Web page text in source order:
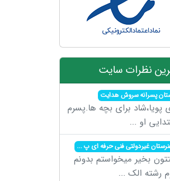
نظرات سایت
پسرانه سروش هدایت
برای بچه ها.پسرم
او ...
غیردولتی فنی حرفه ای پ...
بخیر میخواستم بدونم
رشته الک ...